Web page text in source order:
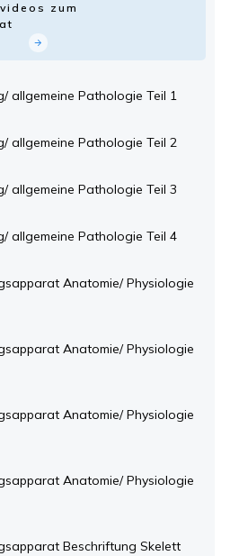
zum
allgemeine Pathologie Teil 1
allgemeine Pathologie Teil 2
allgemeine Pathologie Teil 3
allgemeine Pathologie Teil 4
Anatomie/ Physiologie
Anatomie/ Physiologie
Anatomie/ Physiologie
Anatomie/ Physiologie
Beschriftung Skelett